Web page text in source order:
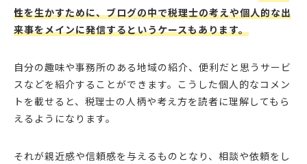
性を生かすために、ブログの中で税理士の考えや個人的な出
来事をメインに発信するというケースもあります。
自分の趣味や事務所のある地域の紹介、便利だと思うサービ
スなどを紹介することができます。こうした個人的なコメン
トを載せると、税理士の人柄や考え方を読者に理解してもら
えるようになります。
それが親近感や信頼感を与えるものとなり、相談や依頼をし